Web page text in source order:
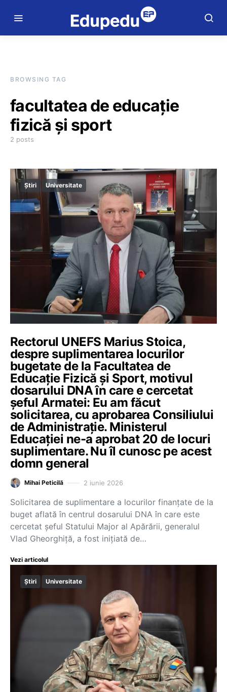
BROWSING TAG
facultatea de educație
fizică și sport
2 posts
Știri Universitate
Rectorul UNEFS Marius Stoica,
despre suplimentarea locurilor
bugetate de la Facultatea de
Educație Fizică și Sport, motivul
dosarului DNA în care e cercetat
șeful Armatei: Eu am făcut
solicitarea, cu aprobarea Consiliului
de Administrație. Ministerul
Educației ne-a aprobat 20 de locuri
suplimentare. Nu îl cunosc pe acest
domn general
Mihai Peticilă 2 iunie 2026
Solicitarea de suplimentare a locurilor finanțate de la
buget aflată în centrul dosarului DNA în care este
cercetat șeful Statului Major al Apărării, generalul
Vlad Gheorghiță, a fost inițiată de…
Vezi articolul
Știri Universitate